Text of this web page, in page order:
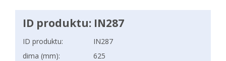
ID produktu: IN287
ID produktu:
IN287
dima (mm):
625